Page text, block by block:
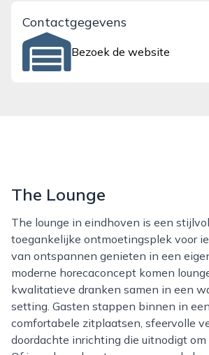
Contactgegevens
Bezoek de website
The Lounge
The lounge in eindhoven is een stijlvolle en
toegankelijke ontmoetingsplek voor
van ontspannen genieten in een
moderne horecaconcept komen
kwalitatieve dranken samen in een
setting. Gasten stappen binnen in
comfortabele zitplaatsen, sfeervolle
doordachte inrichting die uitnodigt